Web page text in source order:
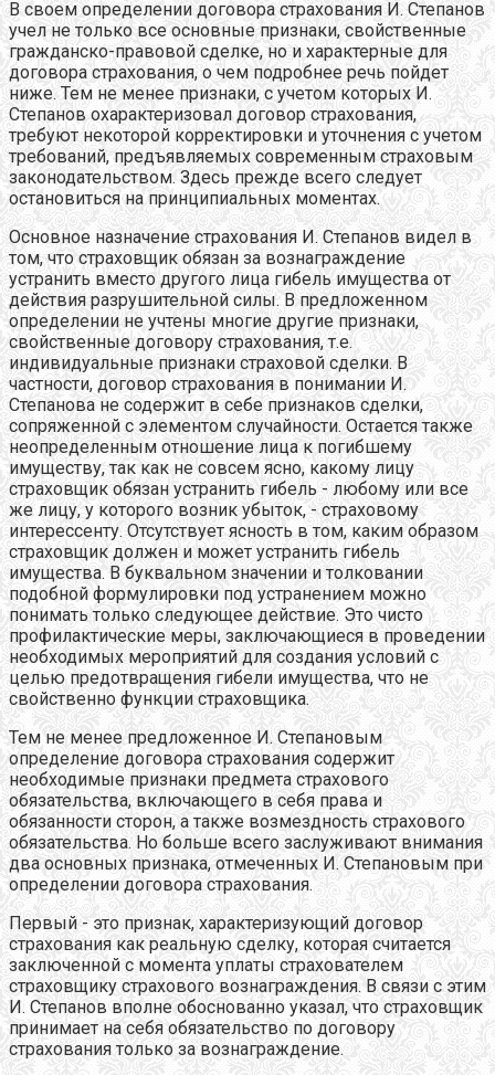
В своем определении договора страхования И. Степанов
учел не только все основные признаки, свойственные
гражданско-правовой сделке, но и характерные для
договора страхования, о чем подробнее речь пойдет
ниже. Тем не менее признаки, с учетом которых И.
Степанов охарактеризовал договор страхования,
требуют некоторой корректировки и уточнения с учетом
требований, предъявляемых современным страховым
законодательством. Здесь прежде всего следует
остановиться на принципиальных моментах.
Основное назначение страхования И. Степанов видел в
том, что страховщик обязан за вознаграждение
устранить вместо другого лица гибель имущества от
действия разрушительной силы. В предложенном
определении не учтены многие другие признаки,
свойственные договору страхования, т.е.
индивидуальные признаки страховой сделки. В
частности, договор страхования в понимании И.
Степанова не содержит в себе признаков сделки,
сопряженной с элементом случайности. Остается также
неопределенным отношение лица к погибшему
имуществу, так как не совсем ясно, какому лицу
страховщик обязан устранить гибель - любому или все
же лицу, у которого возник убыток, - страховому
интерессенту. Отсутствует ясность в том, каким образом
страховщик должен и может устранить гибель
имущества. В буквальном значении и толковании
подобной формулировки под устранением можно
понимать только следующее действие. Это чисто
профилактические меры, заключающиеся в проведении
необходимых мероприятий для создания условий с
целью предотвращения гибели имущества, что не
свойственно функции страховщика.
Тем не менее предложенное И. Степановым
определение договора страхования содержит
необходимые признаки предмета страхового
обязательства, включающего в себя права и
обязанности сторон, а также возмездность страхового
обязательства. Но больше всего заслуживают внимания
два основных признака, отмеченных И. Степановым при
определении договора страхования.
Первый - это признак, характеризующий договор
страхования как реальную сделку, которая считается
заключенной с момента уплаты страхователем
страховщику страхового вознаграждения. В связи с этим
И. Степанов вполне обоснованно указал, что страховщик
принимает на себя обязательство по договору
страхования только за вознаграждение.